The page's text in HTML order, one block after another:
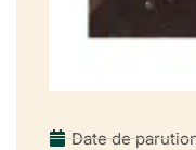
Date de